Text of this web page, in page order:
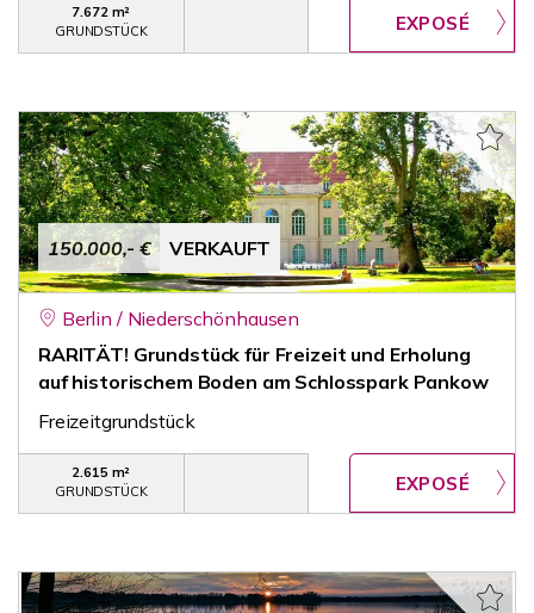
7.672 m²
GRUNDSTÜCK
150.000,- € VERKAUFT
Berlin / Niederschönhausen
RARITÄT! Grundstück für Freizeit und Erholung
auf historischem Boden am Schlosspark Pankow
Freizeitgrundstück
2.615 m²
GRUNDSTÜCK